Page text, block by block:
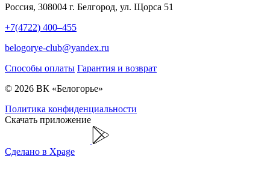
Россия, 308004 г. Белгород, ул. Щорса 51
+7(4722) 400–455
belogorye-club@yandex.ru
Способы оплаты Гарантия и возврат
© 2026 ВК «Белогорье»
Политика конфиденциальности
Скачать приложение
Сделано в Xpage